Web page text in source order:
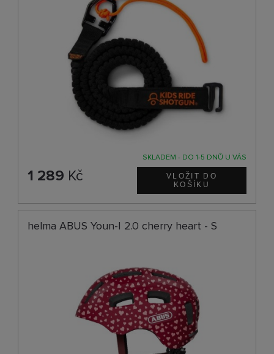
SKLADEM - DO 1-5 DNŮ U VÁS
1 289 Kč
helma ABUS Youn-I 2.0 cherry heart - S